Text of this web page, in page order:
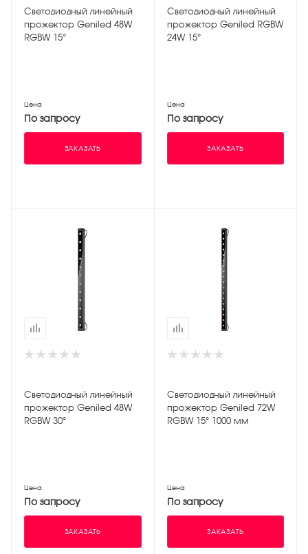
Светодиодный линейный
прожектор Geniled 48W
RGBW 15°
Цена
По запросу
ЗАКАЗАТЬ
Светодиодный линейный
прожектор Geniled RGBW
24W 15°
Цена
По запросу
ЗАКАЗАТЬ
Светодиодный линейный
прожектор Geniled 48W
RGBW 30°
Цена
По запросу
ЗАКАЗАТЬ
Светодиодный линейный
прожектор Geniled 72W
RGBW 15° 1000 мм
Цена
По запросу
ЗАКАЗАТЬ